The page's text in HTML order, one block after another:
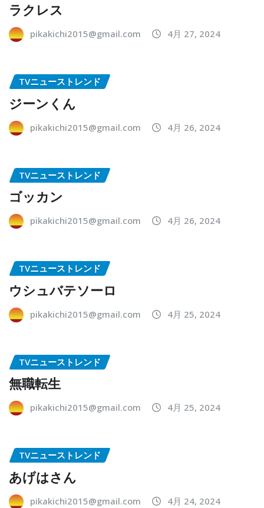
ラクレス
pikakichi2015@gmail.com 4月 27, 2024
TVニューストレンド
ジーンくん
pikakichi2015@gmail.com 4月 26, 2024
TVニューストレンド
ゴッカン
pikakichi2015@gmail.com 4月 26, 2024
TVニューストレンド
ウシュバテソーロ
pikakichi2015@gmail.com 4月 25, 2024
TVニューストレンド
無職転生
pikakichi2015@gmail.com 4月 25, 2024
TVニューストレンド
あげはさん
pikakichi2015@gmail.com 4月 24, 2024